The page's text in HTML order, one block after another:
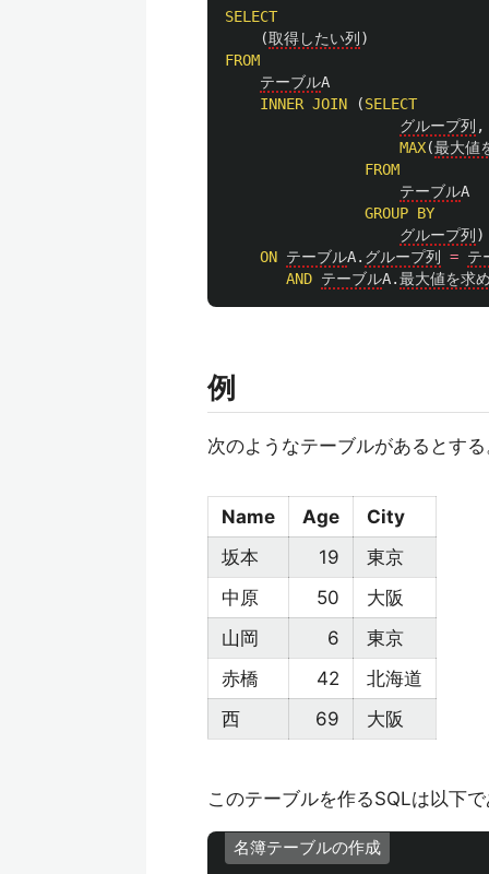
SELECT
(取得したい列 )
FROM
テーブルA
INNER JOIN (SELECT
グループ列 ,
MAX(最大値
FROM
テーブルA
GROUP BY
グループ列 )
ON テーブルA. グループ列 = テ
AND テーブルA.最大値を求
例
次のようなテーブルがあるとする
Name Age
City
坂本
19
東京
中原
50
大阪
山岡
6
東京
赤橋
42
北海道
西
69 大阪
このテーブルを作るSQLは以下で
名簿テーブルの作成